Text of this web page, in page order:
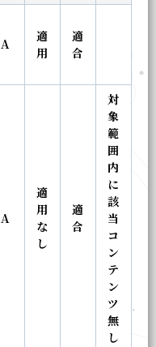
A
適
用
適
合
A
適
用
な
し
適
合
対
象
範
囲
内
に
該
当
コ
ン
テ
ン
ツ
無
し